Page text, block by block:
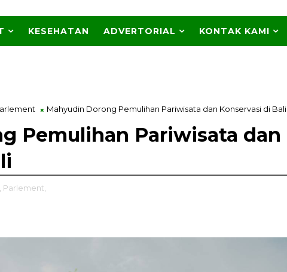
KESEHATAN ADVERTORIAL KONTAK KAMI
Mahyudin Dorong Pemulihan Pariwisata dan Konservasi di Bali
Pemulihan Pariwisata dan
Parlement,